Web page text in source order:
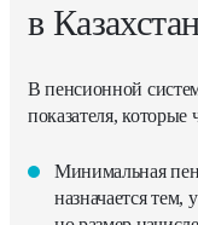
в
В пенсионной
показателя, которые
Минимальная
назначается тем,